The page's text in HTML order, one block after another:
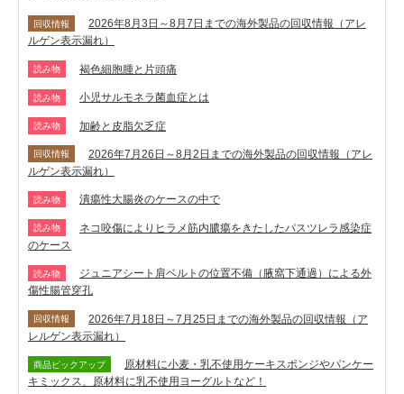
回収情報
2026年8月3日～8月7日までの海外製品の回収情報（アレ
ルゲン表示漏れ）
読み物 褐色細胞腫と片頭痛
読み物 小児サルモネラ菌血症とは
読み物 加齢と皮脂欠乏症
回収情報
2026年7月26日～8月2日までの海外製品の回収情報（アレ
ルゲン表示漏れ）
読み物 潰瘍性大腸炎のケースの中で
読み物
ネコ咬傷によりヒラメ筋内膿瘍をきたしたパスツレラ感染症
のケース
読み物
ジュニアシート肩ベルトの位置不備（腋窩下通過）による外
傷性腸管穿孔
回収情報
2026年7月18日～7月25日までの海外製品の回収情報（ア
レルゲン表示漏れ）
商品ピックアップ
原材料に小麦・乳不使用ケーキスポンジやパンケー
キミックス、原材料に乳不使用ヨーグルトなど！